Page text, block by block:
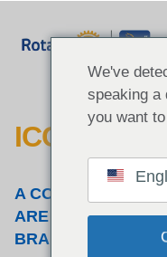
contenu
ICC
A CONSISTENT
ARE ESSENTIAL
BRAND
We've
speaking a
you want